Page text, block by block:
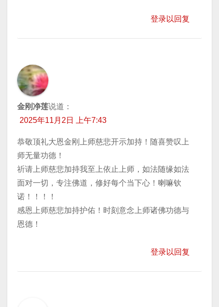
登录以回复
金刚净莲说道：
2025年11月2日 上午7:43
恭敬顶礼大恩金刚上师慈悲开示加持！随喜赞叹上
师无量功德！
祈请上师慈悲加持我至上依止上师，如法随缘如法
面对一切，专注佛道，修好每个当下心！喇嘛钦
诺！！！！
感恩上师慈悲加持护佑！时刻意念上师诸佛功德与
恩德！
登录以回复